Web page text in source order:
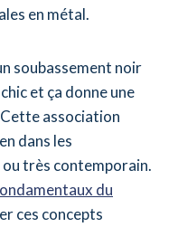
en métal.
soubassement noir
et ça donne une
association
dans les
très contemporain.
du
ces concepts